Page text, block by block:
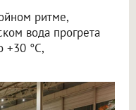
ритме,
вода прогрета
+30 °C,